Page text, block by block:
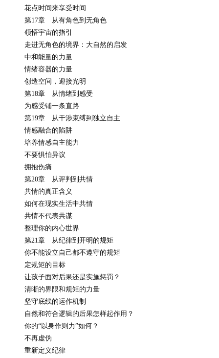
花点时间来享受时间
第17章 从有角色到无角色
领悟宇宙的指引
走进无角色的境界：大自然的启发
中和能量的力量
情绪容器的力量
创造空间，迎接光明
第18章 从情绪到感受
为感受铺一条直路
第19章 从干涉束缚到独立自主
情感融合的陷阱
培养情感自主能力
不要惧怕异议
拥抱伤痛
第20章 从评判到共情
共情的真正含义
如何在现实生活中共情
共情不代表共谋
整理你的内心世界
第21章 从纪律到开明的规矩
你不能设立自己都不遵守的规矩
定规矩的目标
让孩子面对后果还是实施惩罚？
清晰的界限和规矩的力量
坚守底线的运作机制
自然和符合逻辑的后果怎样起作用？
你的“以身作则力”如何？
不再虚伪
重新定义纪律